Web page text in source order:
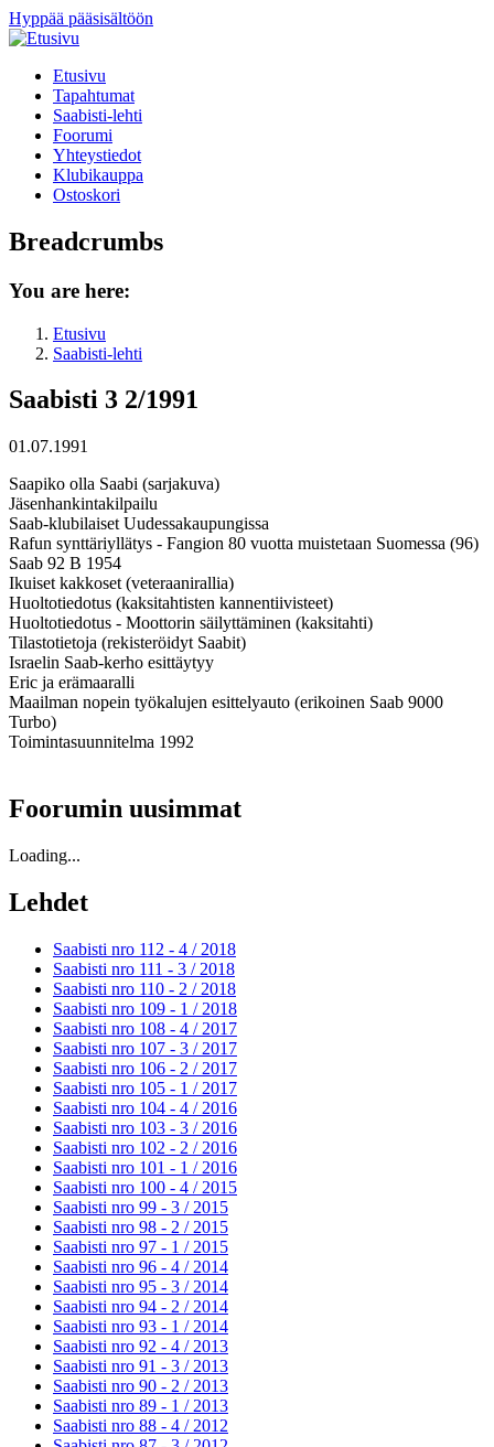
Hyppää pääsisältöön
Etusivu
Tapahtumat
Saabisti-lehti
Foorumi
Yhteystiedot
Klubikauppa
Ostoskori
Breadcrumbs
You are here:
Etusivu
Saabisti-lehti
Saabisti 3 2/1991
01.07.1991
Saapiko olla Saabi (sarjakuva)
Jäsenhankintakilpailu
Saab-klubilaiset Uudessakaupungissa
Rafun synttäriyllätys - Fangion 80 vuotta muistetaan Suomessa (96)
Saab 92 B 1954
Ikuiset kakkoset (veteraanirallia)
Huoltotiedotus (kaksitahtisten kannentiivisteet)
Huoltotiedotus - Moottorin säilyttäminen (kaksitahti)
Tilastotietoja (rekisteröidyt Saabit)
Israelin Saab-kerho esittäytyy
Eric ja erämaaralli
Maailman nopein työkalujen esittelyauto (erikoinen Saab 9000
Turbo)
Toimintasuunnitelma 1992
Foorumin uusimmat
Loading...
Lehdet
Saabisti nro 112 - 4 / 2018
Saabisti nro 111 - 3 / 2018
Saabisti nro 110 - 2 / 2018
Saabisti nro 109 - 1 / 2018
Saabisti nro 108 - 4 / 2017
Saabisti nro 107 - 3 / 2017
Saabisti nro 106 - 2 / 2017
Saabisti nro 105 - 1 / 2017
Saabisti nro 104 - 4 / 2016
Saabisti nro 103 - 3 / 2016
Saabisti nro 102 - 2 / 2016
Saabisti nro 101 - 1 / 2016
Saabisti nro 100 - 4 / 2015
Saabisti nro 99 - 3 / 2015
Saabisti nro 98 - 2 / 2015
Saabisti nro 97 - 1 / 2015
Saabisti nro 96 - 4 / 2014
Saabisti nro 95 - 3 / 2014
Saabisti nro 94 - 2 / 2014
Saabisti nro 93 - 1 / 2014
Saabisti nro 92 - 4 / 2013
Saabisti nro 91 - 3 / 2013
Saabisti nro 90 - 2 / 2013
Saabisti nro 89 - 1 / 2013
Saabisti nro 88 - 4 / 2012